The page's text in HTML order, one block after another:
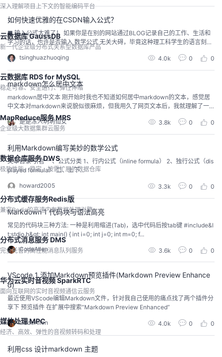
深入理解项目上下文的智能编码平台
云数据库 GaussDB
新一代企业级分布式关系型数据库产品
云数据库 RDS for MySQL
稳定可靠、安全运行、弹性伸缩
MapReduce服务 MRS
企业级大数据集群云服务
数据仓库服务 DWS
极致性能、稳定、按需扩展的数据仓库
分布式缓存服务Redis版
兼容Redis的高速内存数据处理引擎
分布式消息服务 DMS
完全托管的高性能消息队列服务
华为云实时音视频 SparkRTC
面向互联网的实时音视频通信云服务
媒体处理 MPC
经济、高效、弹性的音视频转码和处理
如何快速优雅的在CSDN输入公式？
■ 输入公式太难了！ 如果你是在别的网站通过BLOG记录自己的工作、生活和
学习的话，也许是否输入 数学公式 无关大碍，毕竟这种理工科学生的语言刻
薄、寡味。但在 CSDN 专业网站上来记录理工科专...
tsinghuazhuoqing
4.0k 0 0
markdown怎么居中文本
markdown居中文本 刚开始时我也不知道如何居中markdown的文本，感觉居
中文本对markdown来说貌似很麻烦，但我用久了网页文本后，我就理解了一
点，在网页上显示的文本都是以HT...
楚楚冻人玥玥仙女
3.8k 0 0
利用Markdown编写美妙的数学公式
文章目录 引言 一、公式分类 1、行内公式（inline formula） 2、独行公式（dis
played formula） 二、上下...
howard2005 3.3k 0 0
Markdown 1 代码块与语法高亮
常见的代码块三种方法: 一种是利用缩进(Tab)，选中代码后按tab键 #include&l
t;stdio.h&gt; int main() { int i=0; int j=0; int m=0; f...
CodeAllen 3.6k 0 0
VScode 1 添加Markdown预览插件(Markdown Preview Enhance
d)
最近使用VScode编辑Markdown文件，针对我自己使用的痛点找了两个插件分
享下 预览插件 在扩展中搜索“Markdown Preview Enhanced”
CodeAllen 4.0k 0 0
利用css 设计markdown 主题